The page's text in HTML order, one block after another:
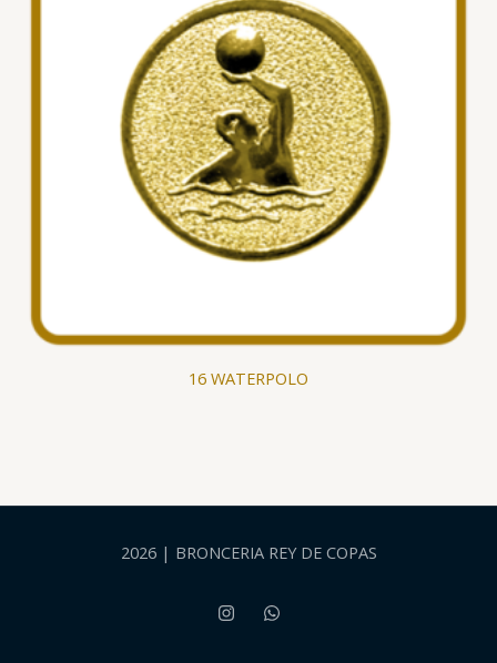
16 WATERPOLO
2026 | BRONCERIA REY DE COPAS